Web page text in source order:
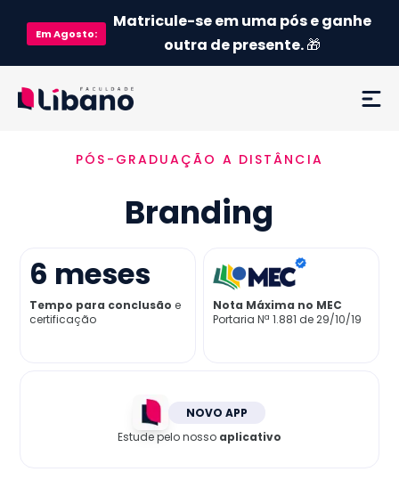
EmAgosto:
Matricule-se em uma pós e ganhe
outra de presente.🎁
Ementa
Como funciona
Credenciamento MEC
Preço
PÓS-GRADUAÇÃO A DISTÂNCIA
Branding
6 meses
Tempo para conclusão e
certificação
Nota Máxima no MEC
Portaria Nª 1.881 de 29/10/19
NOVO APP
Estude pelo nosso aplicativo